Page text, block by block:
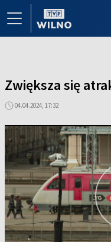
Zwiększa się
04.04.2024, 17:32